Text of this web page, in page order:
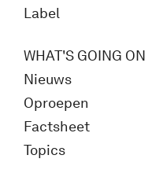
Label
WHAT'S GOING ON
Nieuws
Oproepen
Factsheet
Topics